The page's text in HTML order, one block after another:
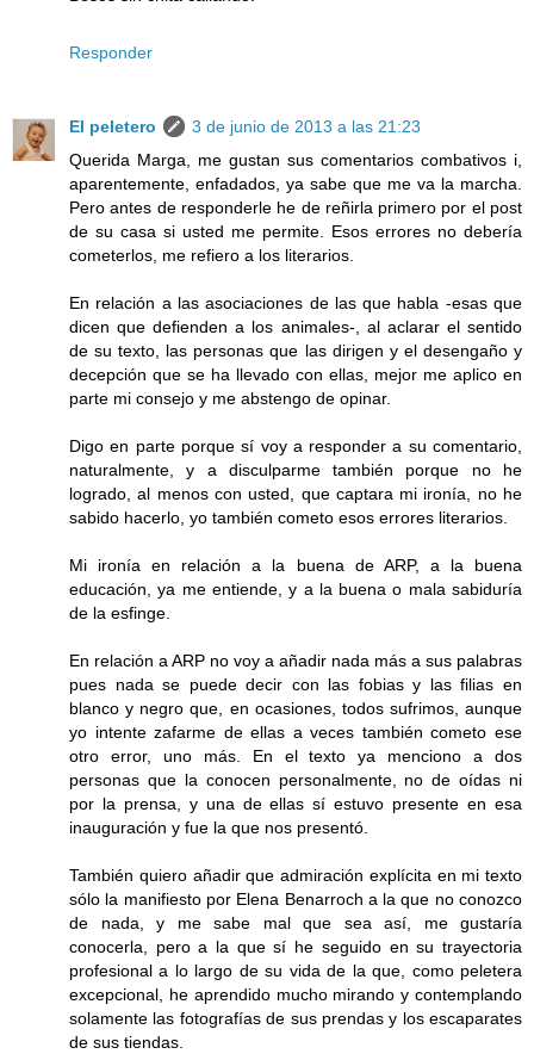
Responder
El peletero
3 de junio de 2013 a las 21:23
Querida Marga, me gustan sus comentarios combativos i,
aparentemente, enfadados, ya sabe que me va la marcha.
Pero antes de responderle he de reñirla primero por el post
de su casa si usted me permite. Esos errores no debería
cometerlos, me refiero a los literarios.
En relación a las asociaciones de las que habla -esas que
dicen que defienden a los animales-, al aclarar el sentido
de su texto, las personas que las dirigen y el desengaño y
decepción que se ha llevado con ellas, mejor me aplico en
parte mi consejo y me abstengo de opinar.
Digo en parte porque sí voy a responder a su comentario,
naturalmente, y a disculparme también porque no he
logrado, al menos con usted, que captara mi ironía, no he
sabido hacerlo, yo también cometo esos errores literarios.
Mi ironía en relación a la buena de ARP, a la buena
educación, ya me entiende, y a la buena o mala sabiduría
de la esfinge.
En relación a ARP no voy a añadir nada más a sus palabras
pues nada se puede decir con las fobias y las filias en
blanco y negro que, en ocasiones, todos sufrimos, aunque
yo intente zafarme de ellas a veces también cometo ese
otro error, uno más. En el texto ya menciono a dos
personas que la conocen personalmente, no de oídas ni
por la prensa, y una de ellas sí estuvo presente en esa
inauguración y fue la que nos presentó.
También quiero añadir que admiración explícita en mi texto
sólo la manifiesto por Elena Benarroch a la que no conozco
de nada, y me sabe mal que sea así, me gustaría
conocerla, pero a la que sí he seguido en su trayectoria
profesional a lo largo de su vida de la que, como peletera
excepcional, he aprendido mucho mirando y contemplando
solamente las fotografías de sus prendas y los escaparates
de sus tiendas.